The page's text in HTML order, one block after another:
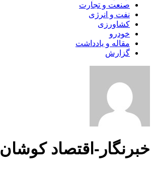
صنعت و تجارت
نفت و انرژی
کشاورزی
خودرو
مقاله و یادداشت
گزارش
خبرنگار-اقتصاد کوشان